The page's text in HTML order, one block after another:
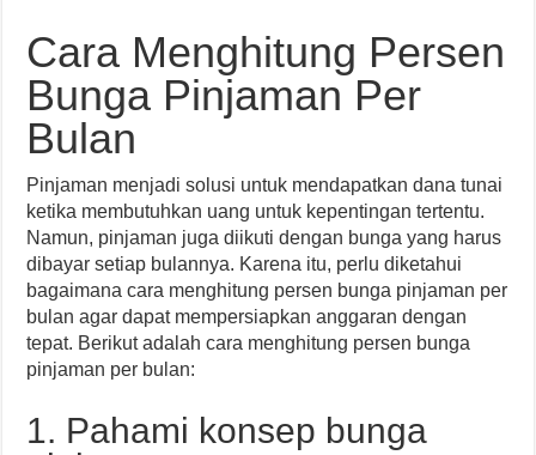
Cara Menghitung Persen
Bunga Pinjaman Per
Bulan
Pinjaman menjadi solusi untuk mendapatkan dana tunai
ketika membutuhkan uang untuk kepentingan tertentu.
Namun, pinjaman juga diikuti dengan bunga yang harus
dibayar setiap bulannya. Karena itu, perlu diketahui
bagaimana cara menghitung persen bunga pinjaman per
bulan agar dapat mempersiapkan anggaran dengan
tepat. Berikut adalah cara menghitung persen bunga
pinjaman per bulan:
1. Pahami konsep bunga